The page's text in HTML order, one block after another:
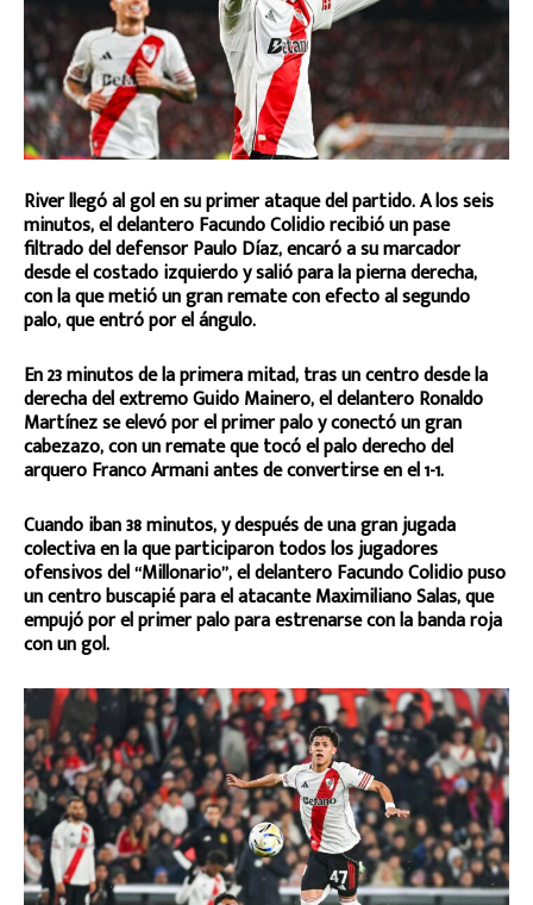
River llegó al gol en su primer ataque del partido. A los seis
minutos, el delantero Facundo Colidio recibió un pase
filtrado del defensor Paulo Díaz, encaró a su marcador
desde el costado izquierdo y salió para la pierna derecha,
con la que metió un gran remate con efecto al segundo
palo, que entró por el ángulo.
En 23 minutos de la primera mitad, tras un centro desde la
derecha del extremo Guido Mainero, el delantero Ronaldo
Martínez se elevó por el primer palo y conectó un gran
cabezazo, con un remate que tocó el palo derecho del
arquero Franco Armani antes de convertirse en el 1-1.
Cuando iban 38 minutos, y después de una gran jugada
colectiva en la que participaron todos los jugadores
ofensivos del “Millonario”, el delantero Facundo Colidio puso
un centro buscapié para el atacante Maximiliano Salas, que
empujó por el primer palo para estrenarse con la banda roja
con un gol.